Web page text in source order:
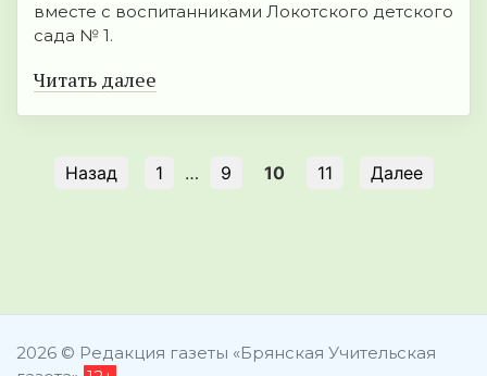
вместе с воспитанниками Локотского детского
сада № 1.
Читать далее
Назад 1 … 9 10 11 Далее
2026 © Редакция газеты «Брянская Учительская